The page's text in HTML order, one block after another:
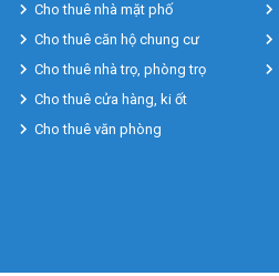
Cho thuê nhà mặt phố
Cho thuê căn hộ chung cư
Cho thuê nhà trọ, phòng trọ
Cho thuê cửa hàng, ki ốt
Cho thuê văn phòng